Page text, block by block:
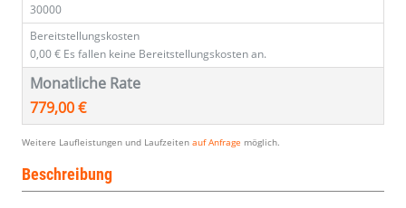
30000
Bereitstellungskosten
0,00 € Es fallen keine Bereitstellungskosten an.
Monatliche Rate
779,00 €
Weitere Laufleistungen und Laufzeiten auf Anfrage möglich.
Beschreibung